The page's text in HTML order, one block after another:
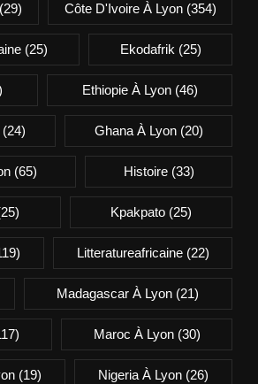
(29) Côte D'Ivoire À Lyon(354)
(25) Ekodafrik (25)
Ethiopie À Lyon(46)
(24) Ghana À Lyon(20)
(65) Histoire(33)
Kpakpato(25)
Litteratureafricaine(22)
Madagascar À Lyon (21)
Maroc À Lyon(30)
(19) Nigeria À Lyon (26)